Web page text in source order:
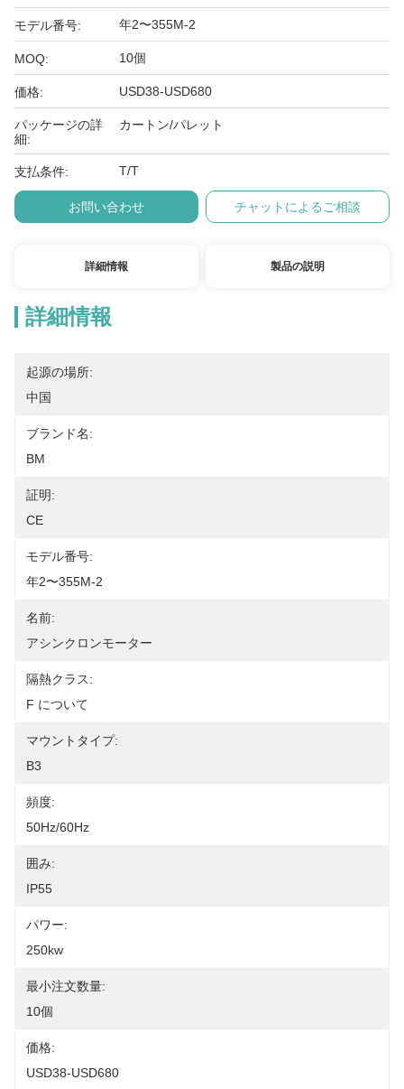
モデル番号: 年2〜355M-2
MOQ: 10個
価格: USD38-USD680
パッケージの詳
細:
カートン/パレット
支払条件: T/T
お問い合わせ チャットによるご相談
詳細情報 製品の説明
詳細情報
起源の場所:
中国
ブランド名:
BM
証明:
CE
モデル番号:
年2〜355M-2
名前:
アシンクロンモーター
隔熱クラス:
F について
マウントタイプ:
B3
頻度:
50Hz/60Hz
囲み:
IP55
パワー:
250kw
最小注文数量:
10個
価格:
USD38-USD680